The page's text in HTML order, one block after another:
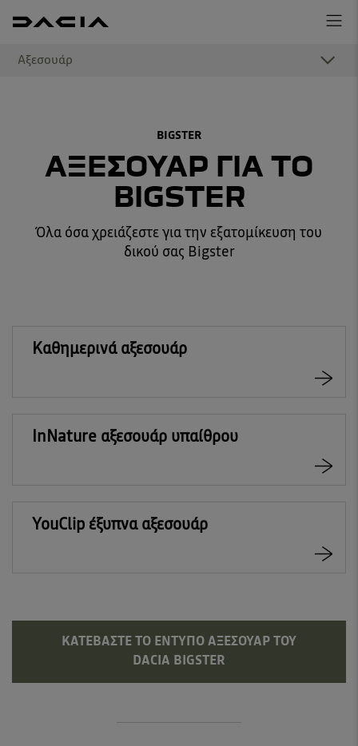
Αξεσουάρ
BIGSTER
ΑΞΕΣΟΥΑΡ ΓΙΑ ΤΟ
BIGSTER
Όλα όσα χρειάζεστε για την εξατομίκευση του
δικού σας Bigster
Καθημερινά αξεσουάρ
InNature αξεσουάρ υπαίθρου
YouClip έξυπνα αξεσουάρ
ΚΑΤΕΒΆΣΤΕ ΤΟ ΈΝΤΥΠΟ ΑΞΕΣΟΥΆΡ ΤΟΥ
DACIA BIGSTER